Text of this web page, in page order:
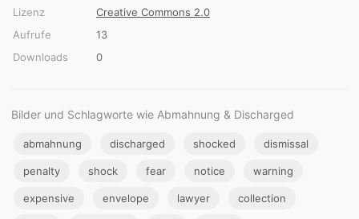
Lizenz
Creative Commons 2.0
Aufrufe
13
Downloads
0
Bilder und Schlagworte wie Abmahnung & Discharged
abmahnung discharged shocked dismissal
penalty shock fear notice warning
expensive envelope lawyer collection